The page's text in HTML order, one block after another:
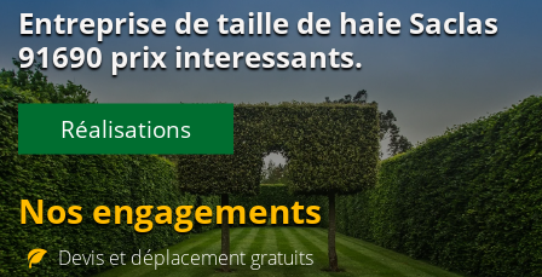
Entreprise de taille de haie Saclas
91690 prix interessants.
Réalisations
Nos engagements
Devis et déplacement gratuits